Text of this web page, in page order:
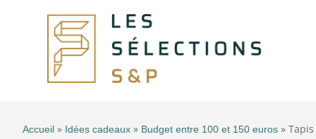
Accueil » Idées cadeaux » Budget entre 100 et 150 euros »